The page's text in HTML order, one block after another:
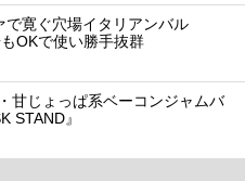
寛ぐ穴場イタリアンバル
OKで使い勝手抜群
甘じょっぱ系ベーコンジャムバ
STAND』